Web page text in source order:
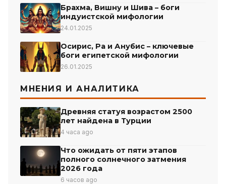
Брахма, Вишну и Шива – боги
индуистской мифологии
24.01.2025
Осирис, Ра и Анубис – ключевые
боги египетской мифологии
26.01.2025
МНЕНИЯ И АНАЛИТИКА
Древняя статуя возрастом 2500
лет найдена в Турции
4 часа ago
Что ожидать от пяти этапов
полного солнечного затмения
2026 года
6 часов ago